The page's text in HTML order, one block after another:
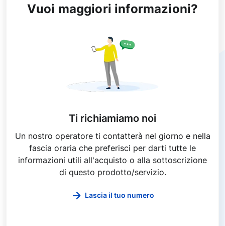
Vuoi maggiori informazioni?
Ti richiamiamo noi
Un nostro operatore ti contatterà nel giorno e nella
fascia oraria che preferisci per darti tutte le
informazioni utili all'acquisto o alla sottoscrizione
di questo prodotto/servizio.
Lascia il tuo numero